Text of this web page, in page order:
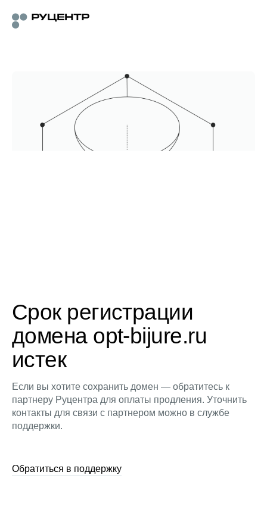
Срок регистрации
домена opt-bijure.ru
истек
Если вы хотите сохранить домен — обратитесь к
партнеру Руцентра для оплаты продления. Уточнить
контакты для связи с партнером можно в службе
поддержки.
Обратиться в поддержку